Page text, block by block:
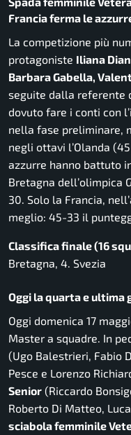
Francia ferma le
La competizione più
protagoniste Iliana
Barbara Gabella,
seguite dalla referente
dovuto fare i conti con
nella fase preliminare,
negli ottavi l’Olanda
azzurre hanno battuto
Bretagna dell’olimpica
30. Solo la Francia,
meglio: 45-33 il
Classifica finale (16
Bretagna, 4. Svezia
Oggi la quarta e ultima
Oggi domenica 17
Master a squadre. In
(Ugo Balestrieri, Fabio
Pesce e Lorenzo
Senior (Riccardo
Roberto Di Matteo,
sciabola femminile